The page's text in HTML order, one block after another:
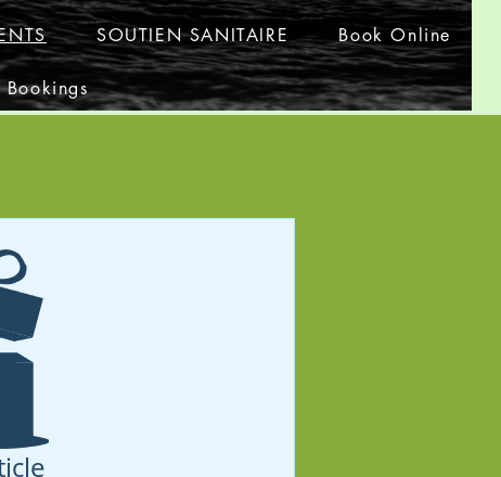
SOUTIEN SANITAIRE Book Online
Bookings